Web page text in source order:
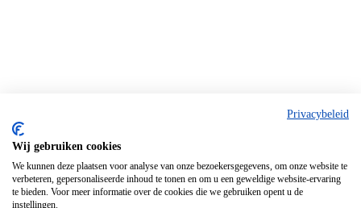
Privacybeleid
Wij gebruiken cookies
We kunnen deze plaatsen voor analyse van onze bezoekersgegevens, om onze website te
verbeteren, gepersonaliseerde inhoud te tonen en om u een geweldige website-ervaring
te bieden. Voor meer informatie over de cookies die we gebruiken opent u de
instellingen.